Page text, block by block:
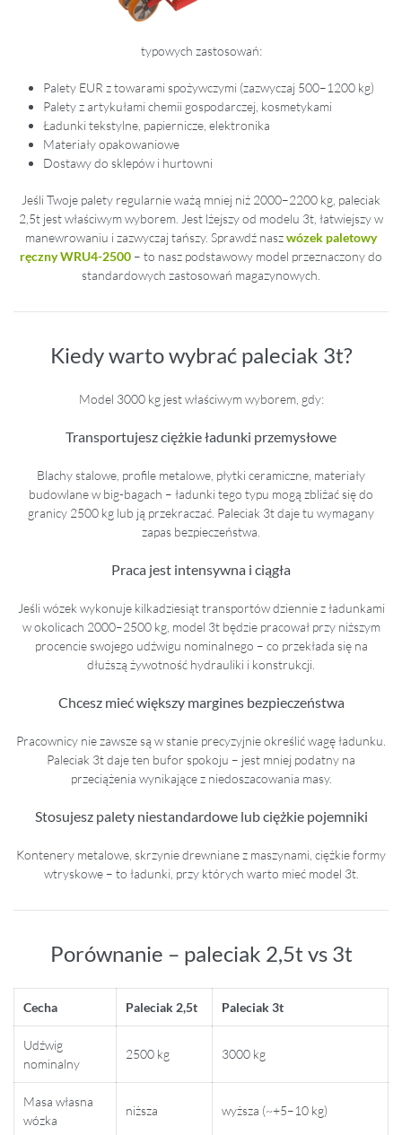
typowych zastosowań:
Palety EUR z towarami spożywczymi (zazwyczaj 500–1200 kg)
Palety z artykułami chemii gospodarczej, kosmetykami
Ładunki tekstylne, papiernicze, elektronika
Materiały opakowaniowe
Dostawy do sklepów i hurtowni
Jeśli Twoje palety regularnie ważą mniej niż 2000–2200 kg, paleciak
2,5t jest właściwym wyborem. Jest lżejszy od modelu 3t, łatwiejszy w
manewrowaniu i zazwyczaj tańszy. Sprawdź naszwózek paletowy
ręczny WRU4-2500 – to nasz podstawowy model przeznaczony do
standardowych zastosowań magazynowych.
Kiedy warto wybrać paleciak 3t?
Model 3000 kg jest właściwym wyborem, gdy:
Transportujesz ciężkie ładunki przemysłowe
Blachy stalowe, profile metalowe, płytki ceramiczne, materiały
budowlane w big-bagach – ładunki tego typu mogą zbliżać się do
granicy 2500 kg lub ją przekraczać. Paleciak 3t daje tu wymagany
zapas bezpieczeństwa.
Praca jest intensywna i ciągła
Jeśli wózek wykonuje kilkadziesiąt transportów dziennie z ładunkami
w okolicach 2000–2500 kg, model 3t będzie pracował przy niższym
procencie swojego udźwigu nominalnego – co przekłada się na
dłuższą żywotność hydrauliki i konstrukcji.
Chcesz mieć większy margines bezpieczeństwa
Pracownicy nie zawsze są w stanie precyzyjnie określić wagę ładunku.
Paleciak 3t daje ten bufor spokoju – jest mniej podatny na
przeciążenia wynikające z niedoszacowania masy.
Stosujesz palety niestandardowe lub ciężkie pojemniki
Kontenery metalowe, skrzynie drewniane z maszynami, ciężkie formy
wtryskowe – to ładunki, przy których warto mieć model 3t.
Porównanie – paleciak 2,5t vs 3t
Cecha Paleciak 2,5t Paleciak 3t
Udźwig
nominalny
2500 kg 3000 kg
Masa własna
wózka
niższa wyższa (~+5–10 kg)